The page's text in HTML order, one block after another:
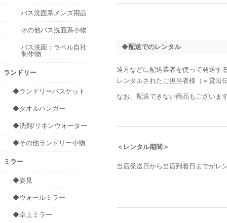
◆配送でのレンタル
遠方などに配送業者を使って発送す
レンタルされたご担当者様（＝貸出
なお、配送できない商品もございま
＜レンタル期間＞
当店発送日から当店到着日までがレ
バス洗面系メンズ用品
その他バス洗面系小物
バス洗面：ラベル自社
制作物
ランドリー
◆ランドリーバスケット
◆タオルハンガー
◆洗剤/リネンウォーター
◆その他ランドリー小物
ミラー
◆姿見
◆ウォールミラー
◆卓上ミラー